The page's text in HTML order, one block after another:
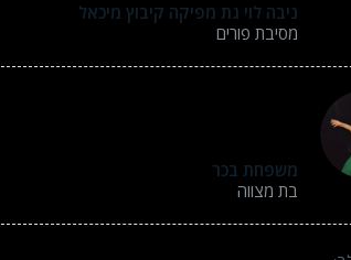
ניבה לוי גת מפיקה קיבוץ מיכאל
מסיבת פורים
משפחת בכר
בת מצווה